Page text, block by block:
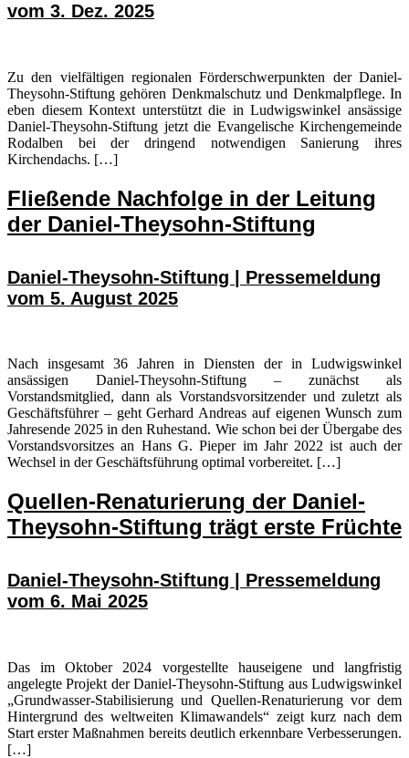
vom 3. Dez. 2025
Zu den vielfältigen regionalen Förderschwerpunkten der Daniel-
Theysohn-Stiftung gehören Denkmalschutz und Denkmalpflege. In
eben diesem Kontext unterstützt die in Ludwigswinkel ansässige
Daniel-Theysohn-Stiftung jetzt die Evangelische Kirchengemeinde
Rodalben bei der dringend notwendigen Sanierung ihres
Kirchendachs. […]
Fließende Nachfolge in der Leitung
der Daniel-Theysohn-Stiftung
Daniel-Theysohn-Stiftung | Pressemeldung
vom 5. August 2025
Nach insgesamt 36 Jahren in Diensten der in Ludwigswinkel
ansässigen Daniel-Theysohn-Stiftung – zunächst als
Vorstandsmitglied, dann als Vorstandsvorsitzender und zuletzt als
Geschäftsführer – geht Gerhard Andreas auf eigenen Wunsch zum
Jahresende 2025 in den Ruhestand. Wie schon bei der Übergabe des
Vorstandsvorsitzes an Hans G. Pieper im Jahr 2022 ist auch der
Wechsel in der Geschäftsführung optimal vorbereitet. […]
Quellen-Renaturierung der Daniel-
Theysohn-Stiftung trägt erste Früchte
Daniel-Theysohn-Stiftung | Pressemeldung
vom 6. Mai 2025
Das im Oktober 2024 vorgestellte hauseigene und langfristig
angelegte Projekt der Daniel-Theysohn-Stiftung aus Ludwigswinkel
„Grundwasser-Stabilisierung und Quellen-Renaturierung vor dem
Hintergrund des weltweiten Klimawandels“ zeigt kurz nach dem
Start erster Maßnahmen bereits deutlich erkennbare Verbesserungen.
[…]